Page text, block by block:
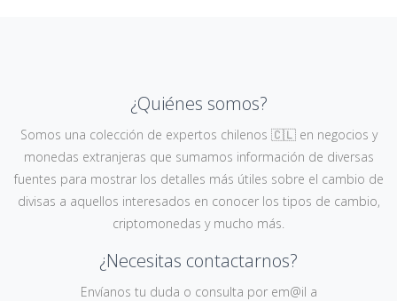
¿Quiénes somos?
Somos una colección de expertos chilenos 🇨🇱 en negocios y
monedas extranjeras que sumamos información de diversas
fuentes para mostrar los detalles más útiles sobre el cambio de
divisas a aquellos interesados en conocer los tipos de cambio,
criptomonedas y mucho más.
¿Necesitas contactarnos?
Envíanos tu duda o consulta por em@il a